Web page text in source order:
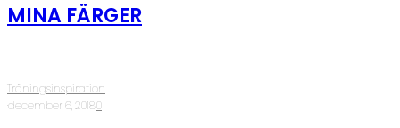
MINA FÄRGER
Träningsinspiration
·december 6, 2018·0